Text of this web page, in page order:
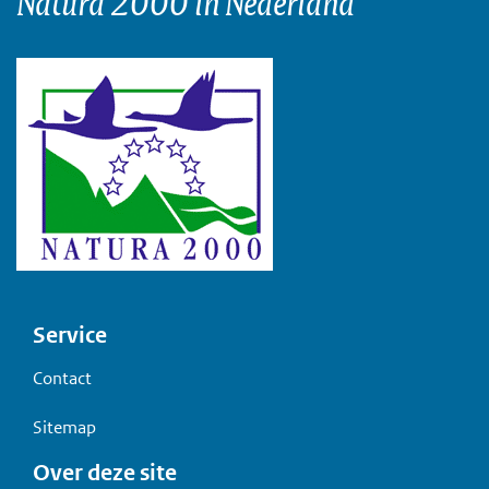
Voet
Service
Contact
Sitemap
Over deze site